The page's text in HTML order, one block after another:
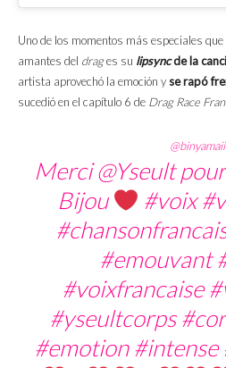
Uno de los momentos más especiales
amantes del drages su lipsyncde la
artista aprovechó la emoción y se rapó
sucedió en el capítulo 6 de Drag Race
Merci @Yseult
Bijou
#voix
#emouvant
#voixfrancaise
#yseultcorps
#emotion #intense